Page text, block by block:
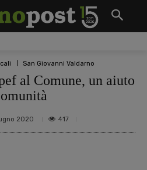
San Giovanni Valdarno
al Comune, un aiuto
2020 417